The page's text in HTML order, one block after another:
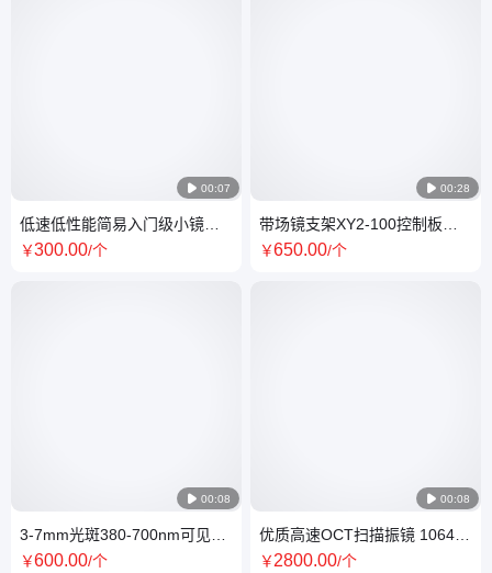
 00:07
低速低性能简易入门级小镜片
二合一驱动板扫描振镜
￥300.00/个
 00:08
3-7mm光斑380-700nm可见光
波段激光扫描振镜可定制
￥600.00/个
 00:28
带场镜支架XY2-100控制板小
型雕刻激光振镜SC40MK
￥650.00/个
 00:08
优质高速OCT扫描振镜 1064
1550 10600nm镜片 定制
￥2800.00/个